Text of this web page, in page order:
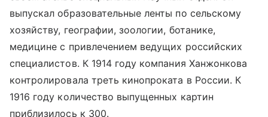
выпускал образовательные ленты по сельскому
хозяйству, географии, зоологии, ботанике,
медицине с привлечением ведущих российских
специалистов. К 1914 году компания Ханжонкова
контролировала треть кинопроката в России. К
1916 году количество выпущенных картин
приблизилось к 300.